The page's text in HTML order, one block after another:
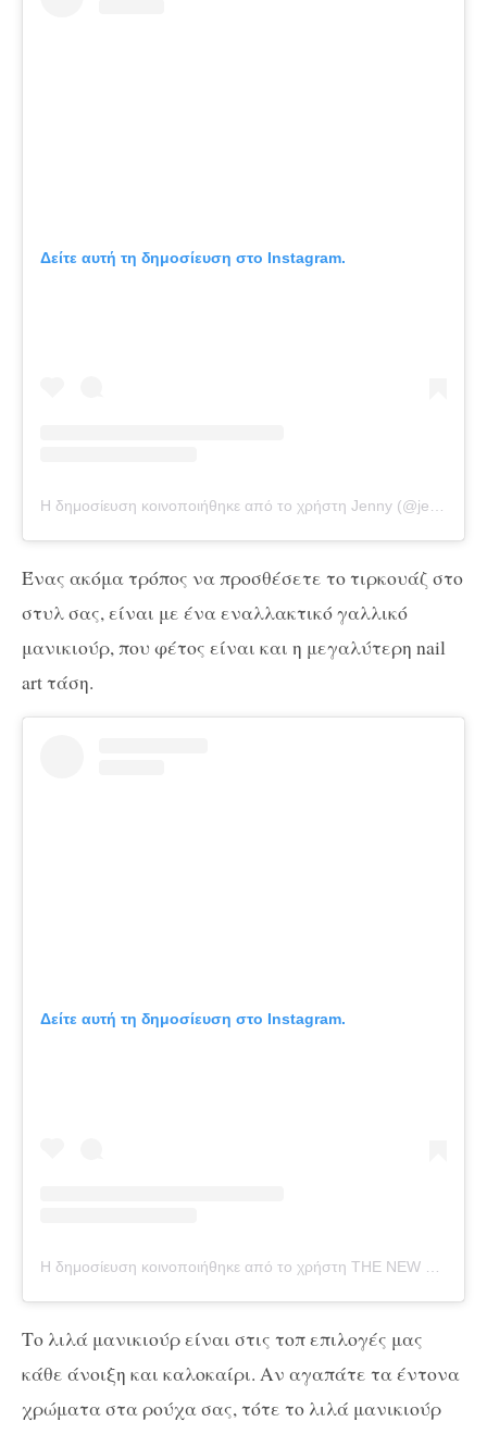
Δείτε αυτή τη δημοσίευση στο Instagram.
Ένας ακόμα τρόπος να προσθέσετε το τιρκουάζ στο
στυλ σας, είναι με ένα εναλλακτικό γαλλικό
μανικιούρ, που φέτος είναι και η μεγαλύτερη nail
art τάση.
Δείτε αυτή τη δημοσίευση στο Instagram.
Η δημοσίευση κοινοποιήθηκε από το χρήστη THE NEW GENERATION OF NAIL (@staticnailsofficial)
Το λιλά μανικιούρ είναι στις τοπ επιλογές μας
κάθε άνοιξη και καλοκαίρι. Αν αγαπάτε τα έντονα
χρώματα στα ρούχα σας, τότε το λιλά μανικιούρ